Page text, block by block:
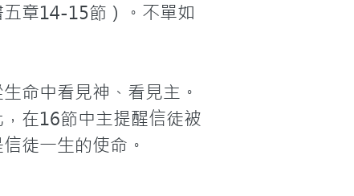
章14-15節）。不單如
命中看見神、看見主。
在16節中主提醒信徒被
徒一生的使命。